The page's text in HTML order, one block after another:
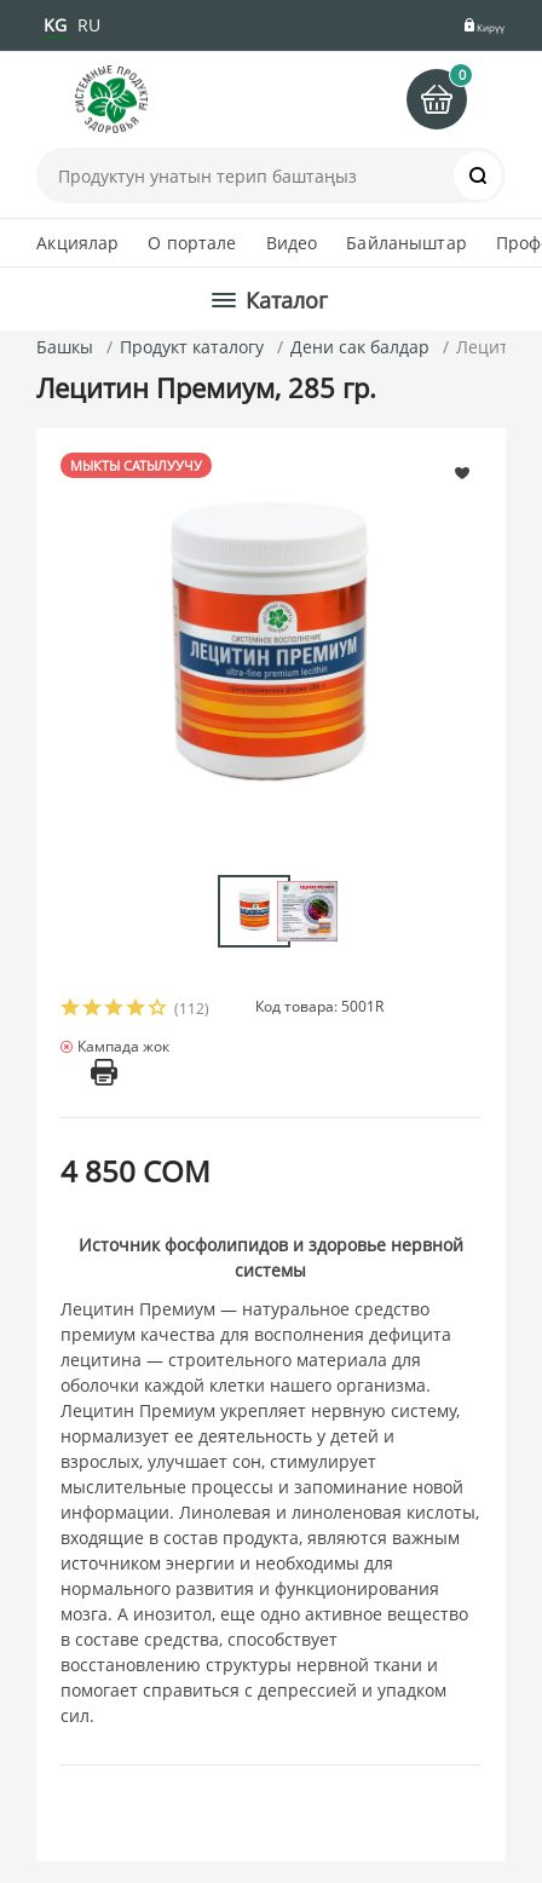
KG RU Кирүү
0
Акциялар О портале Видео Байланыштар
Каталог
Башкы Продукт каталогу Дени сак балдар Лецитин
Лецитин Премиум, 285 гр.
МЫКТЫ САТЫЛУУЧУ
(112)
Код товара: 5001R
Кампада жок
4 850 СОМ
Источник фосфолипидов и здоровье нервной
системы
Лецитин Премиум — натуральное средство
премиум качества для восполнения дефицита
лецитина — строительного материала для
оболочки каждой клетки нашего организма.
Лецитин Премиум укрепляет нервную систему,
нормализует ее деятельность у детей и
взрослых, улучшает сон, стимулирует
мыслительные процессы и запоминание новой
информации. Линолевая и линоленовая кислоты,
входящие в состав продукта, являются важным
источником энергии и необходимы для
нормального развития и функционирования
мозга. А инозитол, еще одно активное вещество
в составе средства, способствует
восстановлению структуры нервной ткани и
помогает справиться с депрессией и упадком
сил.